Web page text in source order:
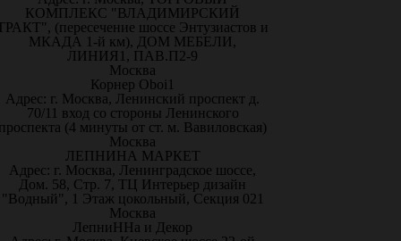
КОМПЛЕКС "ВЛАДИМИРСКИЙ
(пересечение шоссе Энтузиастов и
МКАДА 1-й км), ДОМ МЕБЕЛИ,
ЛИНИЯ1, ПАВ.П2-9
Москва
Корнер Oboi1
Адрес: г. Москва, Ленинский проспект д.
70/11 вход со стороны Ленинского
(4 минуты от ст. м. Вавиловская)
Москва
ЛЕПНИНА МАРКЕТ
Адрес: г. Москва, Ленинградское шоссе,
Дом. 58, Стр. 7, ТЦ Интерьер дизайн
"Водный", 1 Этаж цокольный, Секция 021
Москва
ЛепниННа и Декор